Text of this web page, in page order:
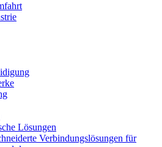
Lösungen
Verbindungslösungen für